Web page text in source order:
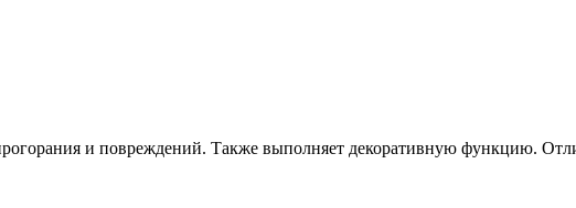
и повреждений. Также выполняет декоративную функцию.